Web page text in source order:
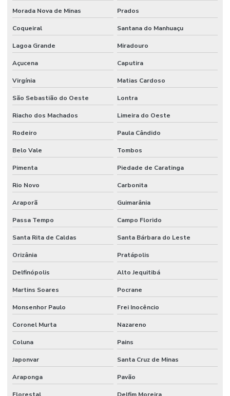
Morada Nova de Minas Prados
Coqueiral Santana do Manhuaçu
Lagoa Grande Miradouro
Açucena Caputira
Virgínia Matias Cardoso
São Sebastião do Oeste Lontra
Riacho dos Machados Limeira do Oeste
Rodeiro Paula Cândido
Belo Vale Tombos
Pimenta Piedade de Caratinga
Rio Novo Carbonita
Araporã Guimarânia
Passa Tempo Campo Florido
Santa Rita de Caldas Santa Bárbara do Leste
Orizânia Pratápolis
Delfinópolis Alto Jequitibá
Martins Soares Pocrane
Monsenhor Paulo Frei Inocêncio
Coronel Murta Nazareno
Coluna Pains
Japonvar Santa Cruz de Minas
Araponga Pavão